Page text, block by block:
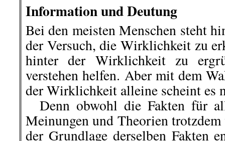
Information und Deutung
Bei den meisten Menschen steht
der Versuch, die Wirklichkeit zu
hinter der Wirklichkeit zu
verstehen helfen. Aber mit dem
der Wirklichkeit alleine scheint es
Denn obwohl die Fakten für
Meinungen und Theorien
der Grundlage derselben Fakten